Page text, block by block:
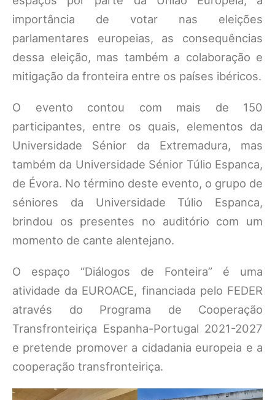
importância de votar nas eleições
parlamentares europeias, as consequências
dessa eleição, mas também a colaboração e
mitigação da fronteira entre os países ibéricos.
O evento contou com mais de 150
participantes, entre os quais, elementos da
Universidade Sénior da Extremadura, mas
também da Universidade Sénior Túlio Espanca,
de Évora. No término deste evento, o grupo de
séniores da Universidade Túlio Espanca,
brindou os presentes no auditório com um
momento de cante alentejano.
O espaço “Diálogos de Fonteira” é uma
atividade da EUROACE, financiada pelo FEDER
através do Programa de Cooperação
Transfronteiriça Espanha-Portugal 2021-2027
e pretende promover a cidadania europeia e a
cooperação transfronteiriça.